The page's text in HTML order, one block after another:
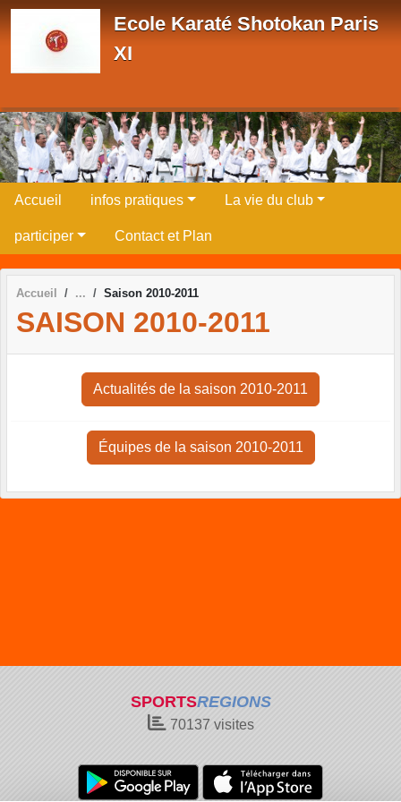
Ecole Karaté Shotokan Paris
XI
Accueil infos pratiques La vie du club
participer Contact et Plan
Accueil Saison 2010-2011
SAISON 2010-2011
Actualités de la saison 2010-2011
Équipes de la saison 2010-2011
SPORTSREGIONS
70137 visites
Panneau de gestion des cookies